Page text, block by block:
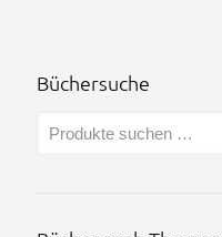
Büchersuche